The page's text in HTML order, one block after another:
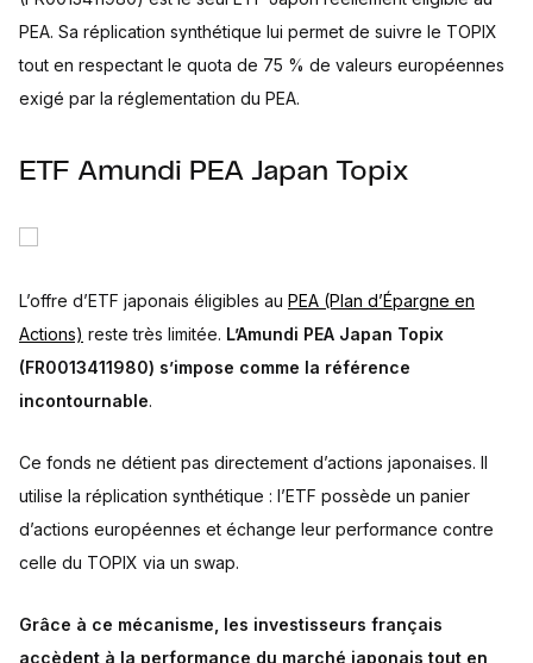
PEA. Sa réplication synthétique lui permet de suivre le TOPIX
tout en respectant le quota de 75 % de valeurs européennes
exigé par la réglementation du PEA.
ETF Amundi PEA Japan Topix
L’offre d’ETF japonais éligibles au PEA (Plan d’Épargne en
Actions) reste très limitée. L’Amundi PEA Japan Topix
(FR0013411980) s’impose comme la référence
incontournable.
Ce fonds ne détient pas directement d’actions japonaises. Il
utilise la réplication synthétique : l’ETF possède un panier
d’actions européennes et échange leur performance contre
celle du TOPIX via un swap.
Grâce à ce mécanisme, les investisseurs français
accèdent à la performance du marché japonais tout en